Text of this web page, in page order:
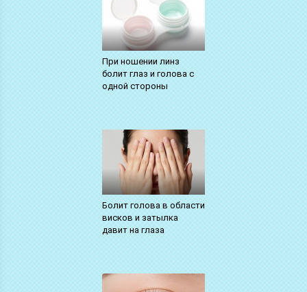
При ношении линз
болит глаз и голова с
одной стороны
Болит голова в области
висков и затылка
давит на глаза